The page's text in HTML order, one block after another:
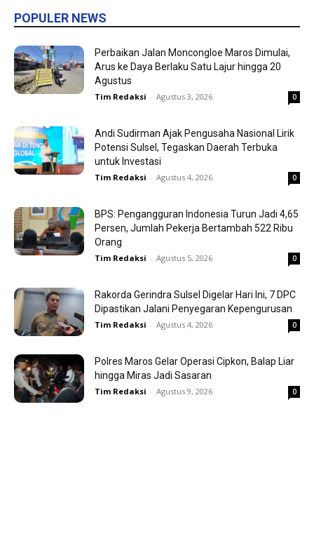
POPULER NEWS
Perbaikan Jalan Moncongloe Maros Dimulai,
Arus ke Daya Berlaku Satu Lajur hingga 20
Agustus
Tim Redaksi - Agustus 3, 2026 0
Andi Sudirman Ajak Pengusaha Nasional Lirik
Potensi Sulsel, Tegaskan Daerah Terbuka
untuk Investasi
Tim Redaksi - Agustus 4, 2026 0
BPS: Pengangguran Indonesia Turun Jadi 4,65
Persen, Jumlah Pekerja Bertambah 522 Ribu
Orang
Tim Redaksi - Agustus 5, 2026 0
Rakorda Gerindra Sulsel Digelar Hari Ini, 7 DPC
Dipastikan Jalani Penyegaran Kepengurusan
Tim Redaksi - Agustus 4, 2026 0
Polres Maros Gelar Operasi Cipkon, Balap Liar
hingga Miras Jadi Sasaran
Tim Redaksi - Agustus 9, 2026 0